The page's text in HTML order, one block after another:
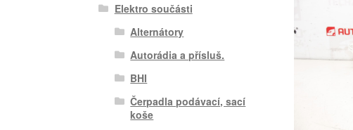
Elektro součásti
Alternátory
Autorádia a přísluš.
BHI
Čerpadla podávací, sací
koše